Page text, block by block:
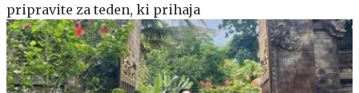
pripravite za teden, ki prihaja